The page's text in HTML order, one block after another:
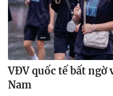
Email: toasoan@vtv.vn
VĐV quốc tế bất ngờ
Nam